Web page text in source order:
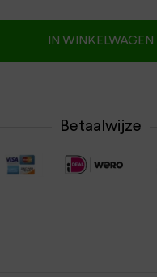
IN WINKELWAGEN
Betaalwijze